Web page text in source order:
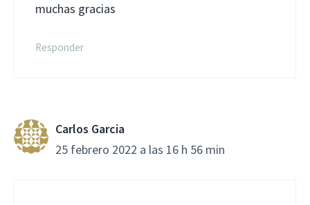
muchas gracias
Responder
Carlos Garcia
25 febrero 2022 a las 16 h 56 min